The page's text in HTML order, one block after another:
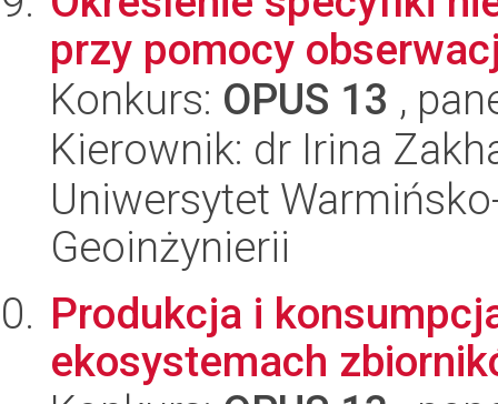
przy pomocy
Konkurs: OPUS 13 ,
Kierownik: dr Irina
Uniwersytet
Geoinżynierii
Produkcja i
ekosystemach